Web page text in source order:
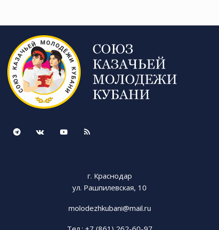
г. Краснодар
ул. Рашпилевская, 10
molodezhkubani@mail.ru